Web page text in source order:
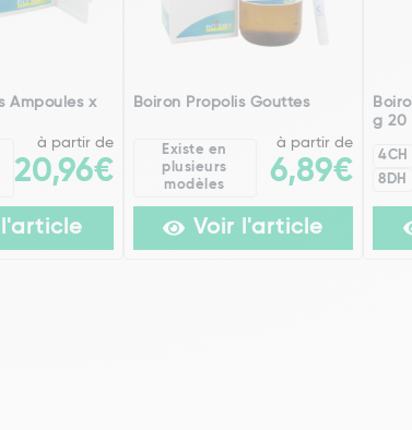
Ampoules x
à partir de
20,96€
l'article
Boiron Propolis Gouttes
Existe en
plusieurs
modèles
à partir de
6,89€
Voir l'article
g 20
4CH
8DH